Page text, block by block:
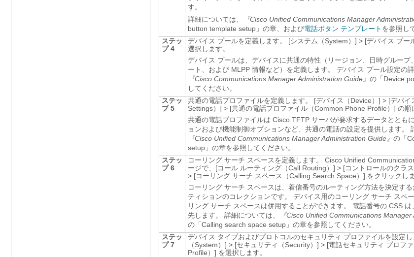
す。
詳細については、
『Cisco Unified Communications Manager
button template setup」の章、および電話ボタン テンプレート を参照し
ステッ
プ 4
デバイス プールを定義します。 [システム（System）] > [デバイス プー
選択します。
デバイス プールは、デバイスに共通の特性（リージョン、日時グループ
ート、および MLPP 情報など）を定義します。 デバイス プール設定の詳
『Cisco Communications Manager Administration Guide』 の「Device
してください。
ステッ
プ 5
共通の電話プロファイルを定義します。 [デバイス（Device）] > [デバイ
Settings）] > [共通の電話プロファイル（Common Phone Profile）] の順
共通の電話プロファイルは Cisco TFTP サーバが要求するデータととも
ョンおよび機能制御オプションなど、共通の電話の設定を提供します。
『Cisco Unified Communications Manager Administration Guide』 の「
setup」の章を参照してください。
ステッ
プ 6
コーリング サーチ スペースを定義します。 Cisco Unified
ージで、 [コール ルーティング（Call Routing）] > [コントロールのクラ
> [コーリング サーチ スペース（Calling Search Space）] をクリックしま
コーリング サーチ スペースは、着信番号のルーティング方法を決定す
ティションのコレクションです。 デバイス用のコーリング サーチ スペ
リング サーチ スペースは併用することができます。 電話番号の CSS
先します。 詳細については、
『Cisco Unified Communications Manager
の「Calling search space setup」の章を参照してください。
ステッ
プ 7
デバイス タイプおよびプロトコルのセキュリティ プロファイルを設定し
（System）] > [セキュリティ（Security）] > [電話セキュリティ プロフ
Profile）] を選択します。